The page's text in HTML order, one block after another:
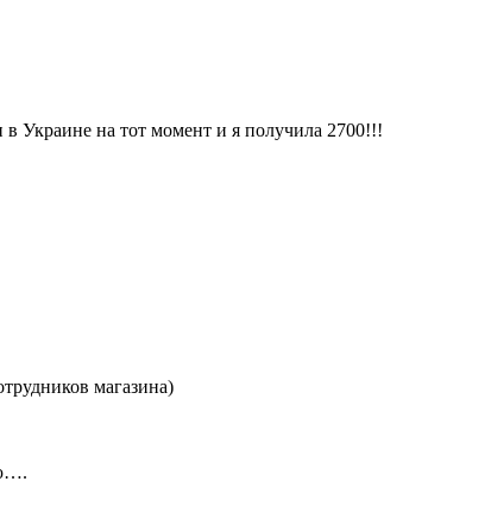
Украине на тот момент и я получила 2700!!!
магазина)